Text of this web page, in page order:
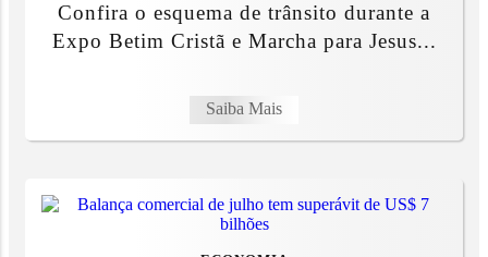
Confira o esquema de trânsito durante a
Expo Betim Cristã e Marcha para Jesus...
Saiba Mais